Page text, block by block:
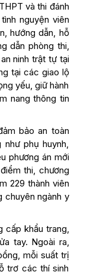
và thi đánh
nguyện viên
hướng dẫn, hỗ
dẫn phòng thi,
ninh trật tự tại
tại các giao lộ
yếu, giữ hành
nang thông tin
bảo an toàn
phụ huynh,
phương án mới
thi, chương
229 thành viên
chuyên ngành y
cấp khẩu trang,
tay. Ngoài ra,
mỗi suất trị
trợ các thí sinh